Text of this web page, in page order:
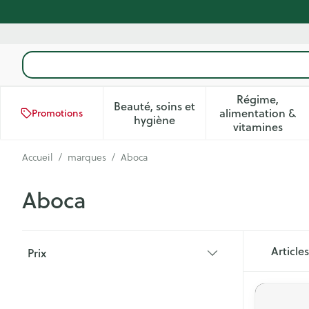
Rechercher
Promotions
Beauté, soins et
hygièneAfficher le sous-menu pour
Régime,
alimentation &
vitamines
Afficher
Accueil / marques / Aboca
Aboca
Prix
Articles